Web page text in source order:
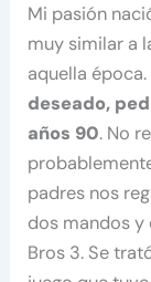
Mi pasión
muy similar a
aquella época.
deseado,
años 90. No
padres nos
dos mandos
Bros 3. Se